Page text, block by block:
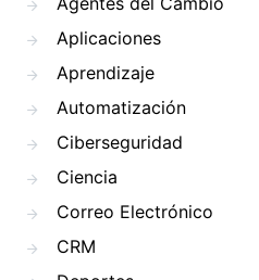
Aplicaciones
Aprendizaje
Automatización
Ciberseguridad
Ciencia
Correo Electrónico
CRM